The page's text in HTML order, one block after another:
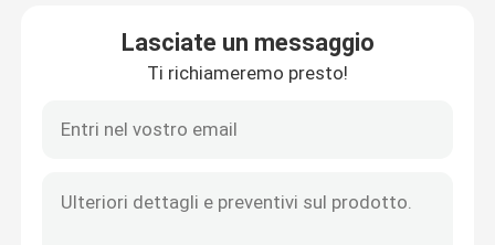
Lasciate un messaggio
Ti richiameremo presto!